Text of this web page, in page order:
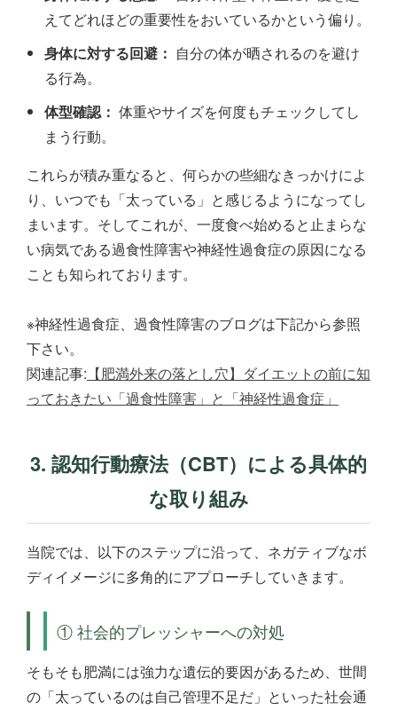
えてどれほどの重要性をおいているかという偏り。
身体に対する回避： 自分の体が晒されるのを避け
る行為。
体型確認： 体重やサイズを何度もチェックしてし
まう行動。
これらが積み重なると、何らかの些細なきっかけによ
り、いつでも「太っている」と感じるようになってし
まいます。そしてこれが、一度食べ始めると止まらな
い病気である過食性障害や神経性過食症の原因になる
ことも知られております。
※神経性過食症、過食性障害のブログは下記から参照
下さい。
関連記事: 【肥満外来の落とし穴】ダイエットの前に知
っておきたい「過食性障害」と「神経性過食症」
3. 認知行動療法（CBT）による具体的
な取り組み
当院では、以下のステップに沿って、ネガティブなボ
ディイメージに多角的にアプローチしていきます。
① 社会的プレッシャーへの対処
そもそも肥満には強力な遺伝的要因があるため、世間
の「太っているのは自己管理不足だ」といった社会通